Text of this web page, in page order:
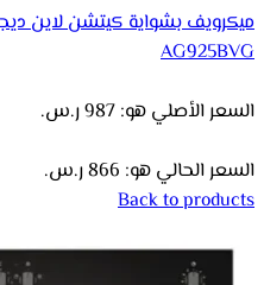
AG925BVG
السعر الأصلي هو: 987 ر.س.
السعر الحالي هو: 866 ر.س.
Back to products